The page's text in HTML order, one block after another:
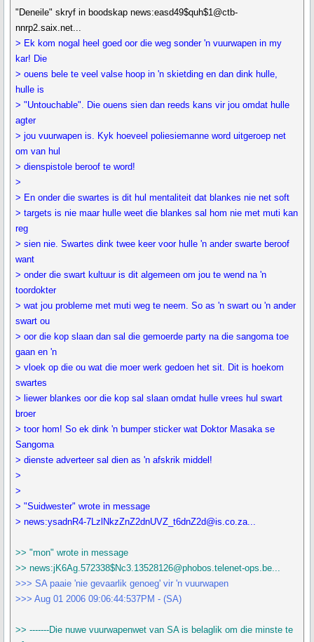
"Deneile" skryf in boodskap news:easd49$quh$1@ctb-
nnrp2.saix.net...
> Ek kom nogal heel goed oor die weg sonder 'n vuurwapen in my
kar! Die
> ouens bele te veel valse hoop in 'n skietding en dan dink hulle,
hulle is
> "Untouchable". Die ouens sien dan reeds kans vir jou omdat hulle
agter
> jou vuurwapen is. Kyk hoeveel poliesiemanne word uitgeroep net
om van hul
> dienspistole beroof te word!
>
> En onder die swartes is dit hul mentaliteit dat blankes nie net soft
> targets is nie maar hulle weet die blankes sal hom nie met muti kan
reg
> sien nie. Swartes dink twee keer voor hulle 'n ander swarte beroof
want
> onder die swart kultuur is dit algemeen om jou te wend na 'n
toordokter
> wat jou probleme met muti weg te neem. So as 'n swart ou 'n ander
swart ou
> oor die kop slaan dan sal die gemoerde party na die sangoma toe
gaan en 'n
> vloek op die ou wat die moer werk gedoen het sit. Dit is hoekom
swartes
> liewer blankes oor die kop sal slaan omdat hulle vrees hul swart
broer
> toor hom! So ek dink 'n bumper sticker wat Doktor Masaka se
Sangoma
> dienste adverteer sal dien as 'n afskrik middel!
>
>
> "Suidwester" wrote in message
> news:ysadnR4-7LzlNkzZnZ2dnUVZ_t6dnZ2d@is.co.za...
>> "mon" wrote in message
>> news:jK6Ag.572338$Nc3.13528126@phobos.telenet-ops.be...
>>> SA paaie 'nie gevaarlik genoeg' vir 'n vuurwapen
>>> Aug 01 2006 09:06:44:537PM - (SA)
>> -------Die nuwe vuurwapenwet van SA is belaglik om die minste te